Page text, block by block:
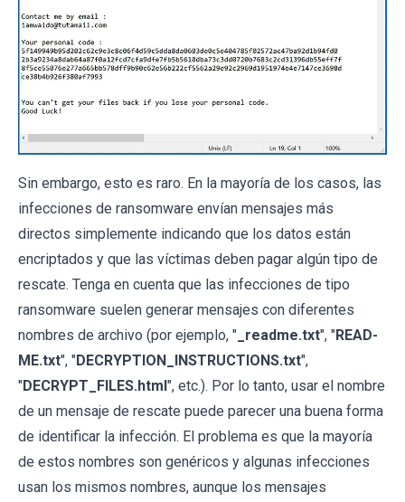
Sin embargo, esto es raro. En la mayoría de los casos, las
infecciones de ransomware envían mensajes más
directos simplemente indicando que los datos están
encriptados y que las víctimas deben pagar algún tipo de
rescate. Tenga en cuenta que las infecciones de tipo
ransomware suelen generar mensajes con diferentes
nombres de archivo (por ejemplo, " _readme.txt", "READ-
ME.txt", "DECRYPTION_INSTRUCTIONS.txt",
"DECRYPT_FILES.html ", etc.). Por lo tanto, usar el nombre
de un mensaje de rescate puede parecer una buena forma
de identificar la infección. El problema es que la mayoría
de estos nombres son genéricos y algunas infecciones
usan los mismos nombres, aunque los mensajes